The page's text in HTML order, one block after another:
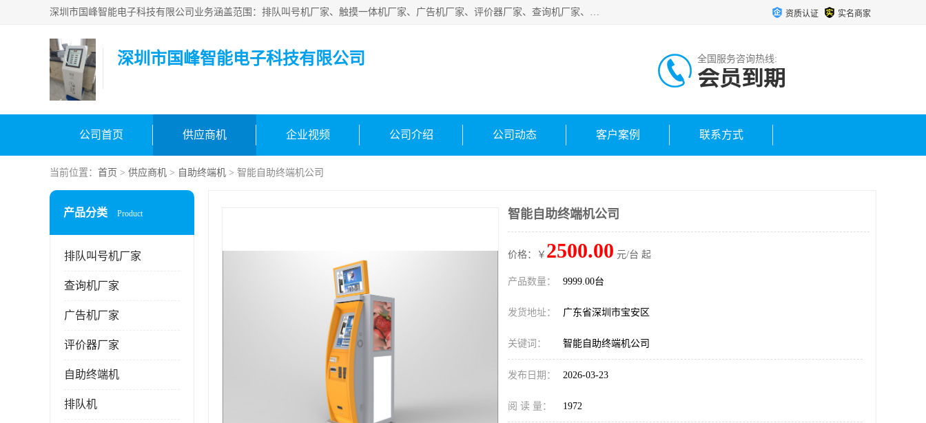
深圳市国峰智能电子科技有限公司业务涵盖范围：排队叫号机厂家、触摸一体机厂家、广告机厂家、评价器厂家、查询机厂家、自助终端机厂家；公司是一家集研发、生产、销售为一体的国民企业，设备制造商和解决方案提供商，广泛应用于银行、医院、、电力、电信、、交通、民航、保险等行业，为不同行业量身定制软硬件为一体的解决方案。 资质认证 实名商家
深圳市国峰智能电子科技有限公司 全国服务咨询热线:
会员到期
公司首页 供应商机 企业视频 公司介绍 公司动态 客户案例 联系方式
当前位置： 首页 > 供应商机 > 自助终端机 > 智能自助终端机公司
产品分类 Product
排队叫号机厂家
查询机厂家
广告机厂家
评价器厂家
自助终端机
排队机
智能自助终端机公司
价格：￥ 2500.00 元/台 起
产品数量： 9999.00台
发货地址： 广东省深圳市宝安区
关键词： 智能自助终端机公司
发布日期： 2026-03-23
阅 读 量： 1972